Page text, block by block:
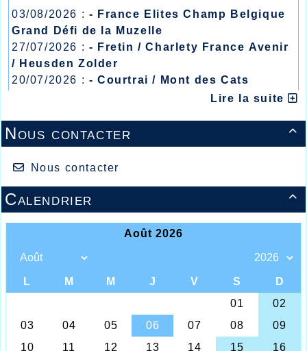
03/08/2026 : - France Elites Champ Belgique
Grand Défi de la Muzelle
27/07/2026 : - Fretin / Charlety France Avenir
/ Heusden Zolder
20/07/2026 : - Courtrai / Mont des Cats
- Lyon / Meeting Abeilles /Lire la suite

Nous contacter
Nous contacter

Calendrier
Deux champions, Armand Parmentier qui
entraîne les jeunes Belges en compagnie du
grand champion
Belge Gaston Roelens
C’est ce jeudi 8 Août que les records du
club sur la distance mythique du 1000m ont
été mis à mal par nos athlètes frontaliers
Belges adhérents à l’AHVL qui se
retrouvaient à Ninove où leur était proposé
la fameuse distance de référence pour
beaucoup de monde quant à la valeur d’une
Chez les plus jeunes tout d’abord en
catégorie « Minimes filles » que les
dirigeants de l’AHVL ne voyaient pas
effacer de sitôt tant cette dernière était d’un
Duponcheel qui, rappelons-le devait se
qualifier un an plus tard pour le